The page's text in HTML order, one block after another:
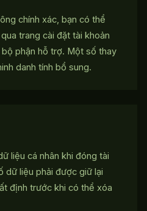
chính xác, bạn có thể
trang cài đặt tài khoản
phận hỗ trợ. Một số thay
danh tính bổ sung.
liệu cá nhân khi đóng tài
dữ liệu phải được giữ lại
định trước khi có thể xóa